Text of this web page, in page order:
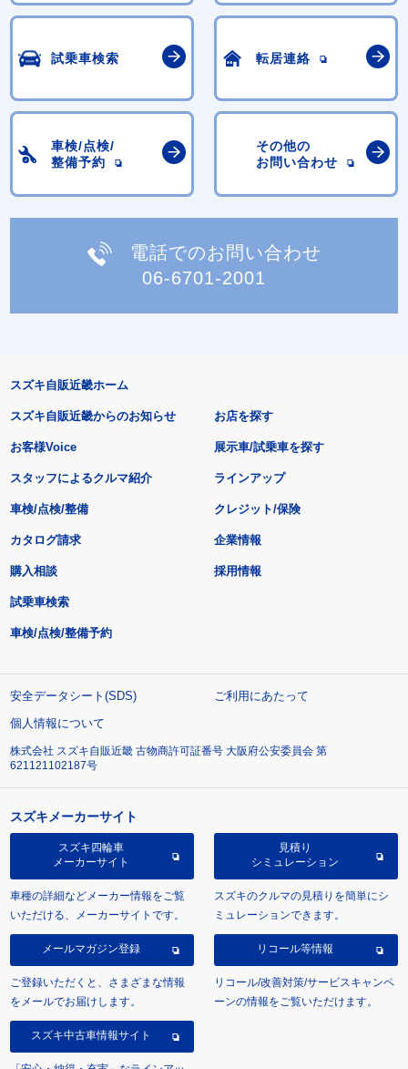
試乗車検索 転居連絡
車検/点検/
整備予約
その他の
お問い合わせ
電話でのお問い合わせ
06-6701-2001
スズキ自販近畿ホーム
スズキ自販近畿からのお知らせ
お客様Voice
スタッフによるクルマ紹介
お店を探す
展示車/試乗車を探す
ラインアップ
車検/点検/整備 クレジット/保険
カタログ請求
購入相談
試乗車検索
車検/点検/整備予約
企業情報
採用情報
安全データシート(SDS)
ご利用にあたって
個人情報について
株式会社 スズキ自販近畿 古物商許可証番号 大阪府公安委員会 第
621121102187号
スズキメーカーサイト
スズキ四輪車
メーカーサイト
車種の詳細などメーカー情報をご覧
いただける、メーカーサイトです。
見積り
シミュレーション
スズキのクルマの見積りを簡単にシ
ミュレーションできます。
メールマガジン登録
ご登録いただくと、さまざまな情報
をメールでお届けします。
リコール等情報
リコール/改善対策/サービスキャンペ
ーンの情報をご覧いただけます。
スズキ中古車情報サイト